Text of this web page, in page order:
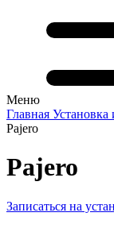
Меню
Главная
Pajero
Pajero
Записаться на